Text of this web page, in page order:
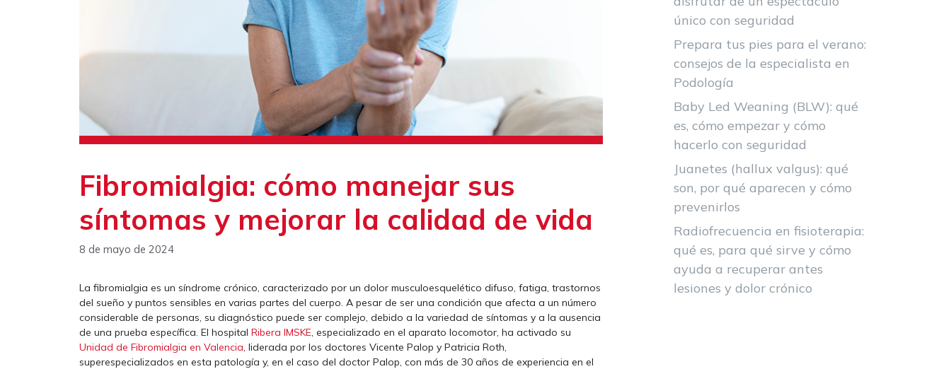
Fibromialgia: cómo manejar sus
síntomas y mejorar la calidad de vida
8 de mayo de 2024
La fibromialgia es un síndrome crónico, caracterizado por un dolor musculoesquelético difuso, fatiga, trastornos
del sueño y puntos sensibles en varias partes del cuerpo. A pesar de ser una condición que afecta a un número
considerable de personas, su diagnóstico puede ser complejo, debido a la variedad de síntomas y a la ausencia
de una prueba específica. El hospital Ribera IMSKE, especializado en el aparato locomotor, ha activado su
Unidad de Fibromialgia en Valencia, liderada por los doctores Vicente Palop y Patricia Roth,
superespecializados en esta patología y, en el caso del doctor Palop, con más de 30 años de experiencia en el
único con seguridad
Prepara tus pies para el verano:
consejos de la especialista en
Podología
Baby Led Weaning (BLW): qué
es, cómo empezar y cómo
hacerlo con seguridad
Juanetes (hallux valgus): qué
son, por qué aparecen y cómo
prevenirlos
Radiofrecuencia en fisioterapia:
qué es, para qué sirve y cómo
ayuda a recuperar antes
lesiones y dolor crónico